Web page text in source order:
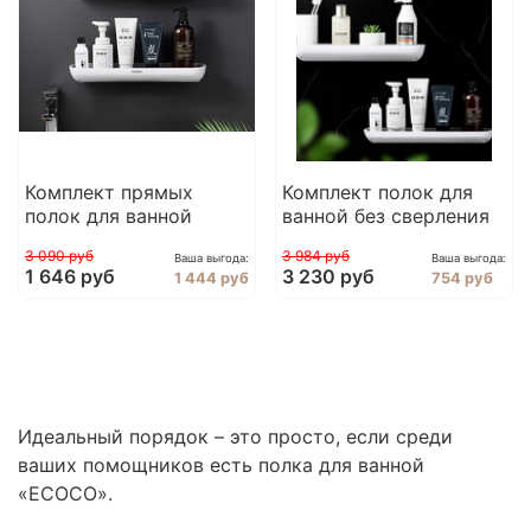
Комплект прямых
полок для ванной
3 090 руб
1 646 руб
Ваша выгода:
1 444 руб
Комплект полок для
ванной без сверления
3 984 руб
3 230 руб
Ваша выгода:
754 руб
Идеальный порядок – это просто, если среди
ваших помощников есть полка для ванной
«ECOCO».